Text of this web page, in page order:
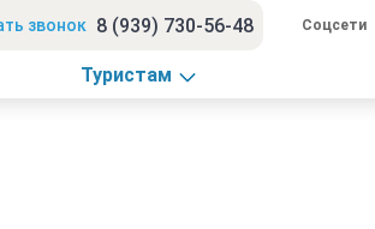
звонок 8 (939) 730-56-48 Соцсети
Туристам